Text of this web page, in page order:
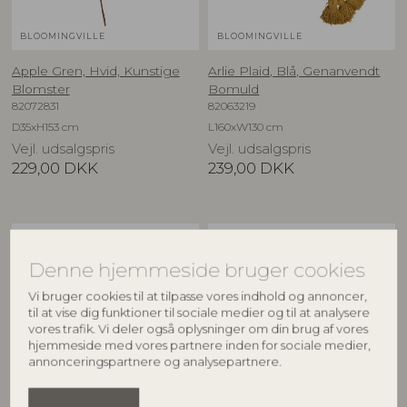
Denne hjemmeside bruger cookies
Vi bruger cookies til at tilpasse vores indhold og annoncer,
til at vise dig funktioner til sociale medier og til at analysere
vores trafik. Vi deler også oplysninger om din brug af vores
hjemmeside med vores partnere inden for sociale medier,
annonceringspartnere og analysepartnere.
BLOOMINGVILLE
Apple Gren, Hvid, Kunstige
Blomster
82072831
D35xH153 cm
Vejl. udsalgspris
229,00 DKK
BLOOMINGVILLE
Arlie Plaid, Blå, Genanvendt
Bomuld
82063219
L160xW130 cm
Vejl. udsalgspris
239,00 DKK